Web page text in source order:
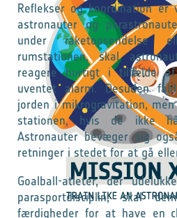
Reflekser og koordination
astronauter og
under
rumstationen, skal
reagere hurtigt i tilfælde
uventet alarm. Desuden
jorden i mikrogravitation,
stationen, hvis de ikke
Astronauter bevæger sig
retninger i stedet for at gå
Goalball-atleter, der
parasportdisciplin, skal
færdigheder for at have en